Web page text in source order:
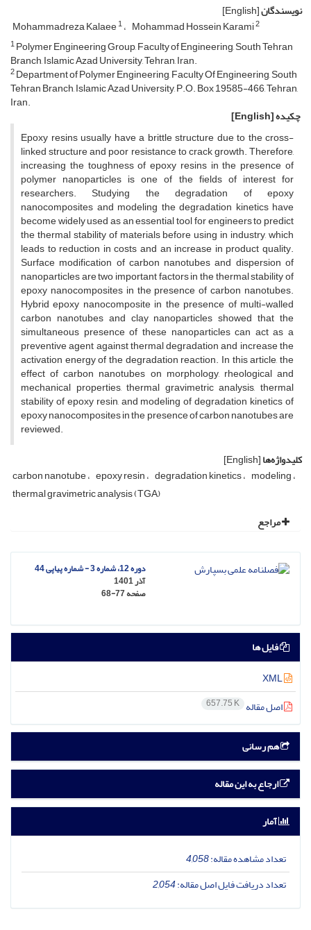
نویسندگان[English]
Mohammadreza Kalaee1 Mohammad Hossein Karami2
1Polymer Engineering Group, Faculty of Engineering, South Tehran
Branch, Islamic Azad University, Tehran, Iran.
2Department of Polymer Engineering, Faculty Of Engineering, South
Tehran Branch, Islamic Azad University, P.O. Box 19585-466, Tehran,
Iran.
چکیده[English]
Epoxy resins usually have a brittle structure due to the cross-
linked structure and poor resistance to crack growth. Therefore,
increasing the toughness of epoxy resins in the presence of
polymer nanoparticles is one of the fields of interest for
researchers. Studying the degradation of epoxy
nanocomposites and modeling the degradation kinetics have
become widely used as an essential tool for engineers to predict
the thermal stability of materials before using in industry, which
leads to reduction in costs and an increase in product quality.
Surface modification of carbon nanotubes and dispersion of
nanoparticles are two important factors in the thermal stability of
epoxy nanocomposites in the presence of carbon nanotubes.
Hybrid epoxy nanocomposite in the presence of multi-walled
carbon nanotubes and clay nanoparticles showed that the
simultaneous presence of these nanoparticles can act as a
preventive agent against thermal degradation and increase the
activation energy of the degradation reaction. In this article, the
effect of carbon nanotubes on morphology, rheological and
mechanical properties, thermal gravimetric analysis, thermal
stability of epoxy resin, and modeling of degradation kinetics of
epoxy nanocomposites in the presence of carbon nanotubes are
reviewed.
کلیدواژه‌ها[English]
carbon nanotube epoxy resin degradation kinetics modeling
thermal gravimetric analysis (TGA)
مراجع
دوره 12، شماره 3 - شماره پیاپی 44
آذر 1401
صفحه68-77
فایل ها
اصل مقاله 657.75 K
هم رسانی
ارجاع به این مقاله
آمار
تعداد مشاهده مقاله:4,058
تعداد دریافت فایل اصل مقاله:2,054